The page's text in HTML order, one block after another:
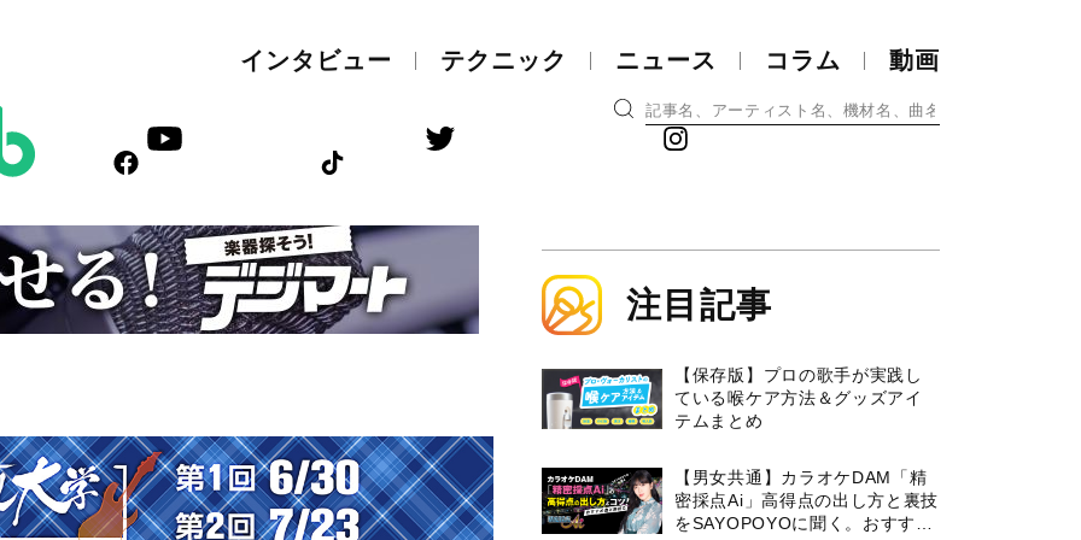
インタビュー テクニック ニュース コラム 動画
注目記事
【保存版】プロの歌手が実践し
ている喉ケア⽅法＆グッズアイ
テムまとめ
【男女共通】カラオケDAM「精
密採点Ai」高得点の出し方と裏技
をSAYOPOYOに聞く。おすすめ